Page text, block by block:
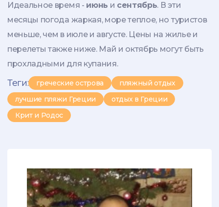
Идеальное время - июнь и сентябрь. В эти
месяцы погода жаркая, море теплое, но туристов
меньше, чем в июле и августе. Цены на жилье и
перелеты также ниже. Май и октябрь могут быть
прохладными для купания.
Теги: греческие острова
пляжный отдых
лучшие пляжи Греции
отдых в Греции
Крит и Родос